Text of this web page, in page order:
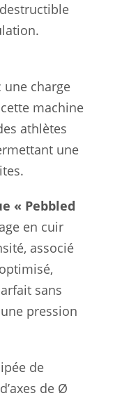
une charge
machine
athlètes
une
« Pebbled
en cuir
associé
sans
pression
de
de Ø